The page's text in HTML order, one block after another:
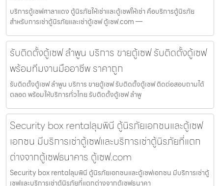
บริการตู้เซฟศาลาแดง ตู้นิรภัยให้เช่าและตู้เซฟให้เช่า คือบริการตู้นิรภัย
สำหรับการเช่าตู้นิรภัยและเช่าตู้เซฟ ตู้เซฟ.com —
รับติดตั้งตู้เซฟ ลำพูน บริการ ขายตู้เซฟ รับติดตั้งตู้เซฟ
พร้อมทีมงานมืออาชีพ ราคาถูก
รับติดตั้งตู้เซฟ ลำพูน บริการ ขายตู้เซฟ รับติดตั้งตู้เซฟ ติดต่อสอบถามได้
ตลอด พร้อมให้บริการทั่วไทย รับติดตั้งตู้เซฟ ลำพู
Security box rentalลุมพินี ตู้นิรภัยเอกชนและตู้เซฟ
เอกชน มีบริการเช่าตู้เซฟและบริการเช่าตู้นิรภัยที่แตก
ต่างจากตู้เซฟธนาคาร ตู้เซฟ.com
Security box rentalลุมพินี ตู้นิรภัยเอกชนและตู้เซฟเอกชน มีบริการเช่าตู้
เซฟและบริการเช่าตู้นิรภัยที่แตกต่างจากตู้เซฟธนาคา